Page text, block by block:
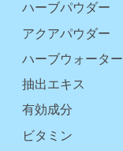
ハーブパウダー
アクアパウダー
ハーブウォーター
抽出エキス
有効成分
ビタミン